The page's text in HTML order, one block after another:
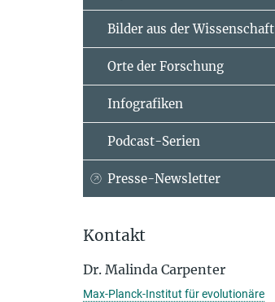
Bilder aus der Wissenschaft
Orte der Forschung
Infografiken
Podcast-Serien
Presse-Newsletter
Kontakt
Dr. Malinda Carpenter
Max-Planck-Institut für evolutionäre